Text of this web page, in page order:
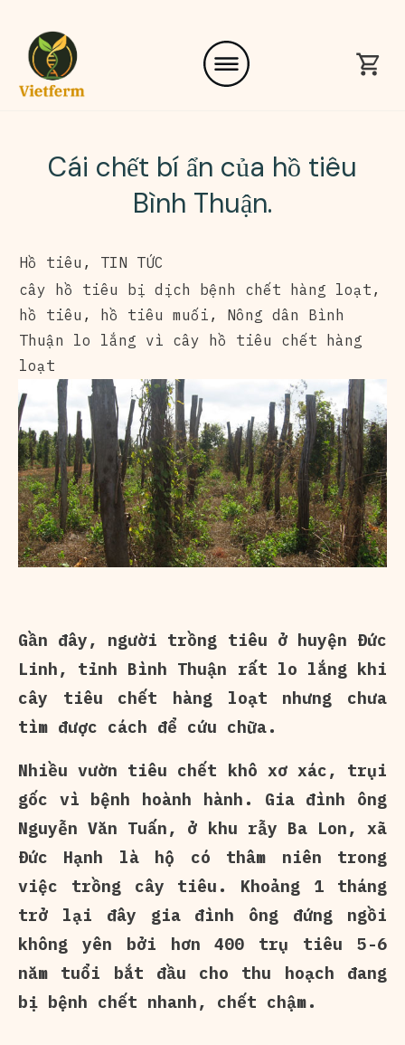
Cái chết bí ẩn của hồ tiêu
Bình Thuận.
Hồ tiêu , TIN TỨC
cây hồ tiêu bị dịch bệnh chết hàng loạt ,
hồ tiêu , hồ tiêu muối , Nông dân Bình
Thuận lo lắng vì cây hồ tiêu chết hàng
loạt
Gần đây, người trồng tiêu ở huyện Đức
Linh, tỉnh Bình Thuận rất lo lắng khi
cây tiêu chết hàng loạt nhưng chưa
tìm được cách để cứu chữa.
Nhiều vườn tiêu chết khô xơ xác, trụi
gốc vì bệnh hoành hành. Gia đình ông
Nguyễn Văn Tuấn, ở khu rẫy Ba Lon, xã
Đức Hạnh là hộ có thâm niên trong
việc trồng cây tiêu. Khoảng 1 tháng
trở lại đây gia đình ông đứng ngồi
không yên bởi hơn 400 trụ tiêu 5-6
năm tuổi bắt đầu cho thu hoạch đang
bị bệnh chết nhanh, chết chậm.